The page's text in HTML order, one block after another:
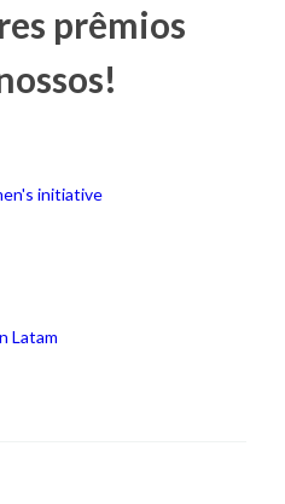
prêmios